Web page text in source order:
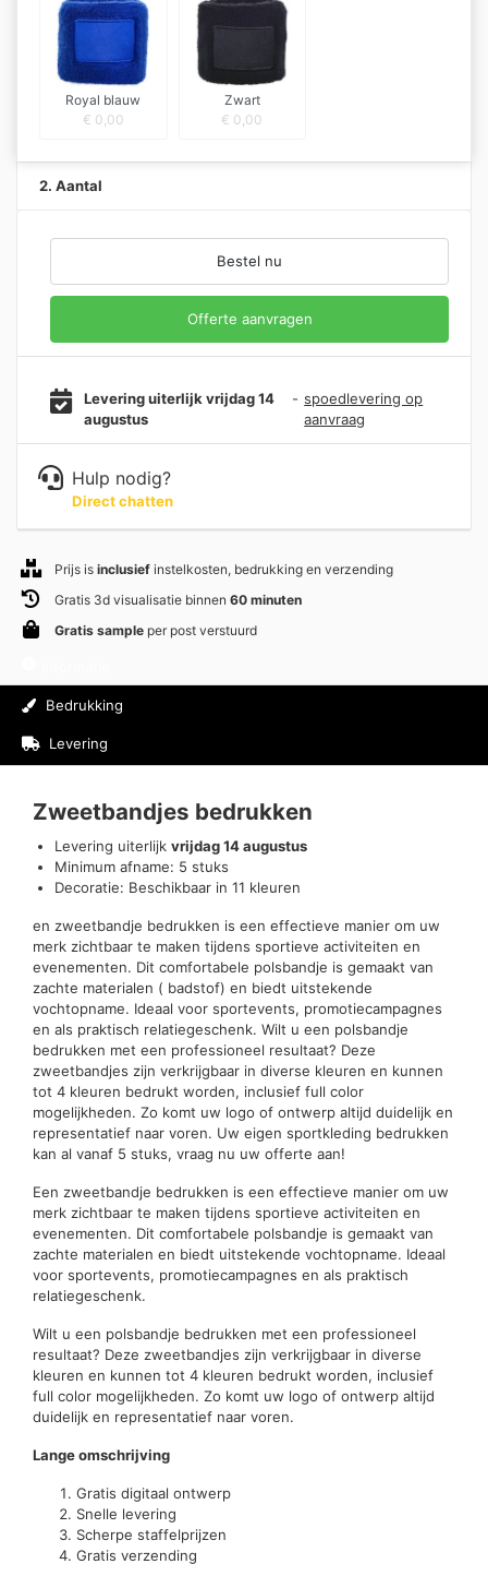
Royal blauw
€ 0,00
Zwart
€ 0,00
2. Aantal
Bestel nu
Offerte aanvragen
Levering uiterlijk vrijdag 14
augustus
- spoedlevering op
aanvraag
Hulp nodig?
Direct chatten
Prijs is inclusief instelkosten, bedrukking en verzending
Gratis 3d visualisatie binnen 60 minuten
Gratis sample per post verstuurd
Bedrukking
Levering
Zweetbandjes bedrukken
Levering uiterlijk vrijdag 14 augustus
Minimum afname: 5 stuks
Decoratie: Beschikbaar in 11 kleuren
en zweetbandje bedrukken is een effectieve manier om uw
merk zichtbaar te maken tijdens sportieve activiteiten en
evenementen. Dit comfortabele polsbandje is gemaakt van
zachte materialen ( badstof) en biedt uitstekende
vochtopname. Ideaal voor sportevents, promotiecampagnes
en als praktisch relatiegeschenk. Wilt u een polsbandje
bedrukken met een professioneel resultaat? Deze
zweetbandjes zijn verkrijgbaar in diverse kleuren en kunnen
tot 4 kleuren bedrukt worden, inclusief full color
mogelijkheden. Zo komt uw logo of ontwerp altijd duidelijk en
representatief naar voren. Uw eigen sportkleding bedrukken
kan al vanaf 5 stuks, vraag nu uw offerte aan!
Een zweetbandje bedrukken is een effectieve manier om uw
merk zichtbaar te maken tijdens sportieve activiteiten en
evenementen. Dit comfortabele polsbandje is gemaakt van
zachte materialen en biedt uitstekende vochtopname. Ideaal
voor sportevents, promotiecampagnes en als praktisch
relatiegeschenk.
Wilt u een polsbandje bedrukken met een professioneel
resultaat? Deze zweetbandjes zijn verkrijgbaar in diverse
kleuren en kunnen tot 4 kleuren bedrukt worden, inclusief
full color mogelijkheden. Zo komt uw logo of ontwerp altijd
duidelijk en representatief naar voren.
Lange omschrijving
Gratis digitaal ontwerp
Snelle levering
Scherpe staffelprijzen
Gratis verzending